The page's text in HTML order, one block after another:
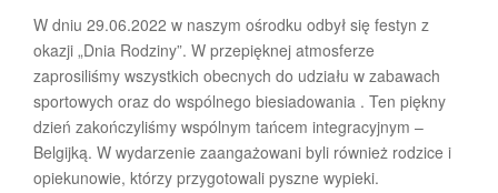
W dniu 29.06.2022 w naszym ośrodku odbył się festyn z
okazji „Dnia Rodziny”. W przepięknej atmosferze
zaprosiliśmy wszystkich obecnych do udziału w zabawach
sportowych oraz do wspólnego biesiadowania . Ten piękny
dzień zakończyliśmy wspólnym tańcem integracyjnym –
Belgijką. W wydarzenie zaangażowani byli również rodzice i
opiekunowie, którzy przygotowali pyszne wypieki.